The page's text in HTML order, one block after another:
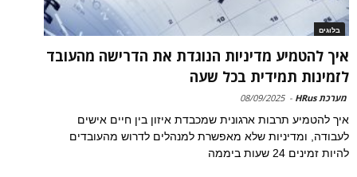
בלוגים
איך להטמיע מדיניות הנוגדת את הדרישה מהעובד
לזמינות תמידית בכל שעה
מערכת HRus -
08/09/2025
איך להטמיע תרבות ארגונית שמכבדת איזון בין חיים אישים
לעבודה, ומדיניות שלא מאפשרת למנהלים לדרוש מהעובדים
להיות זמינים 24 שעות ביממה